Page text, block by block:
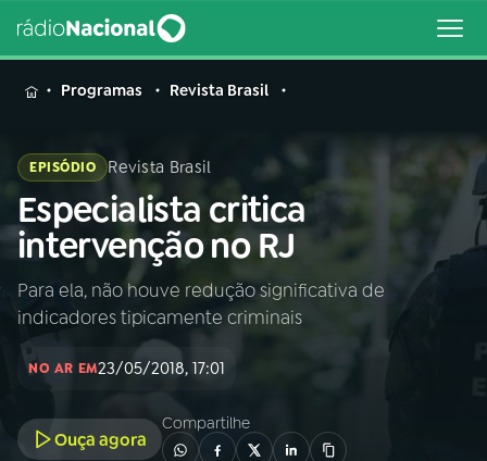
MENU
Buscar
na
Rádio
Nacional
Buscar
AO VIVO
Programas Revista Brasil
EPISÓDIO Revista Brasil
Especialista critica
intervenção no RJ
Para ela, não houve redução significativa de
indicadores tipicamente criminais
NO AR EM23/05/2018, 17:01
Ouça agora
Compartilhe